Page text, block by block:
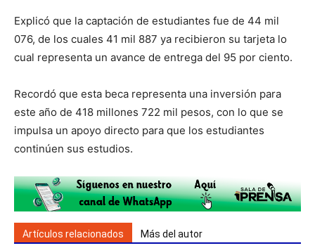
Explicó que la captación de estudiantes fue de 44 mil
076, de los cuales 41 mil 887 ya recibieron su tarjeta lo
cual representa un avance de entrega del 95 por ciento.
Recordó que esta beca representa una inversión para
este año de 418 millones 722 mil pesos, con lo que se
impulsa un apoyo directo para que los estudiantes
continúen sus estudios.
Artículos relacionados Más del autor